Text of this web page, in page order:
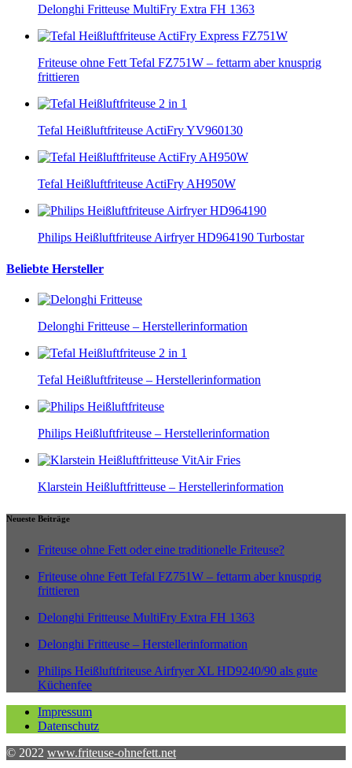
Delonghi Fritteuse MultiFry Extra FH 1363
Friteuse ohne Fett Tefal FZ751W – fettarm aber knusprig
frittieren
Tefal Heißluftfriteuse ActiFry YV960130
Tefal Heißluftfriteuse ActiFry AH950W
Philips Heißluftfriteuse Airfryer HD964190 Turbostar
Beliebte Hersteller
Delonghi Fritteuse – Herstellerinformation
Tefal Heißluftfriteuse – Herstellerinformation
Philips Heißluftfriteuse – Herstellerinformation
Klarstein Heißluftfritteuse – Herstellerinformation
Neueste Beiträge
Friteuse ohne Fett oder eine traditionelle Friteuse?
Friteuse ohne Fett Tefal FZ751W – fettarm aber knusprig
frittieren
Delonghi Fritteuse MultiFry Extra FH 1363
Delonghi Fritteuse – Herstellerinformation
Philips Heißluftfriteuse Airfryer XL HD9240/90 als gute
Küchenfee
Impressum
Datenschutz
© 2022 www.friteuse-ohnefett.net